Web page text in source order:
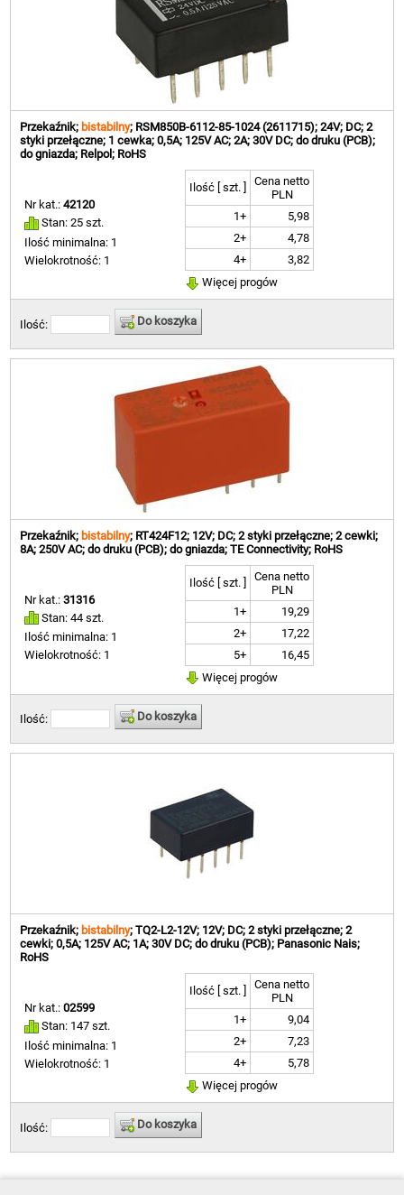
Przekaźnik; bistabilny; RSM850B-6112-85-1024 (2611715); 24V; DC; 2
styki przełączne; 1 cewka; 0,5A; 125V AC; 2A; 30V DC; do druku (PCB);
do gniazda; Relpol; RoHS
Nr kat.:42120
Stan: 25 szt.
Ilość minimalna: 1
Wielokrotność: 1
Ilość [ szt. ]
Cena netto
PLN
1+
5,98
2+
4,78
4+
3,82
Więcej progów
Ilość: Do koszyka
Przekaźnik; bistabilny; RT424F12; 12V; DC; 2 styki przełączne; 2 cewki;
8A; 250V AC; do druku (PCB); do gniazda; TE Connectivity; RoHS
Nr kat.:31316
Stan: 44 szt.
Ilość minimalna: 1
Wielokrotność: 1
Ilość [ szt. ]
Cena netto
PLN
1+
19,29
2+
17,22
5+
16,45
Więcej progów
Ilość: Do koszyka
Przekaźnik; bistabilny; TQ2-L2-12V; 12V; DC; 2 styki przełączne; 2
cewki; 0,5A; 125V AC; 1A; 30V DC; do druku (PCB); Panasonic Nais;
RoHS
Nr kat.:02599
Stan: 147 szt.
Ilość minimalna: 1
Wielokrotność: 1
Ilość [ szt. ]
Cena netto
PLN
1+
9,04
2+
7,23
4+
5,78
Więcej progów
Ilość: Do koszyka